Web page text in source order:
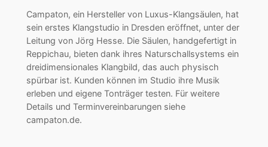
Campaton, ein Hersteller von Luxus-Klangsäulen, hat
sein erstes Klangstudio in Dresden eröffnet, unter der
Leitung von Jörg Hesse. Die Säulen, handgefertigt in
Reppichau, bieten dank ihres Naturschallsystems ein
dreidimensionales Klangbild, das auch physisch
spürbar ist. Kunden können im Studio ihre Musik
erleben und eigene Tonträger testen. Für weitere
Details und Terminvereinbarungen siehe
campaton.de.